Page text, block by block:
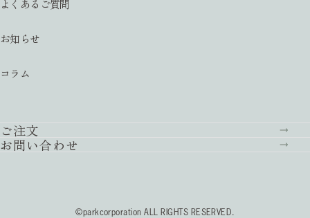
よくあるご質問
お知らせ
コラム
ご注文
お問い合わせ
©parkcorporation ALL RIGHTS RESERVED.